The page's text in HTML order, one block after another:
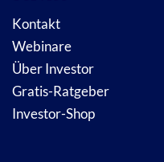
Kontakt
Webinare
Über Investor
Gratis-Ratgeber
Investor-Shop